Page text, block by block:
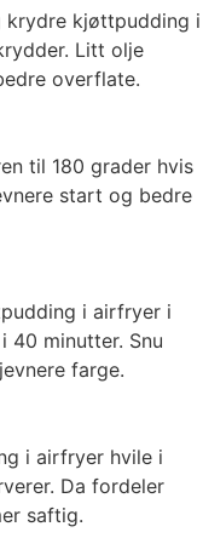
kjøttpudding i
Litt olje
overflate.
til 180 grader hvis
start og bedre
i airfryer i
40 minutter. Snu
farge.
i airfryer hvile i
Da fordeler
saftig.